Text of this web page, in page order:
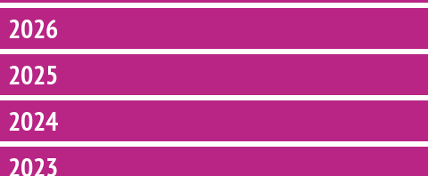
2026
2025
2024
2023